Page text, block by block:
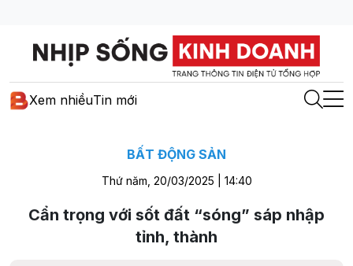
Xem nhiềuTin mới
BẤT ĐỘNG SẢN
Thứ năm, 20/03/2025 | 14:40
Cẩn trọng với sốt đất “sóng” sáp nhập
tỉnh, thành